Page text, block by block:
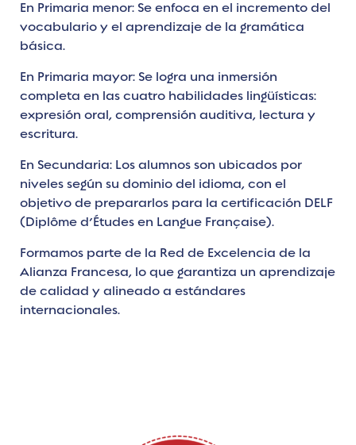
En Primaria menor: Se enfoca en el incremento del
vocabulario y el aprendizaje de la gramática
básica.
En Primaria mayor: Se logra una inmersión
completa en las cuatro habilidades lingüísticas:
expresión oral, comprensión auditiva, lectura y
escritura.
En Secundaria: Los alumnos son ubicados por
niveles según su dominio del idioma, con el
objetivo de prepararlos para la certificación DELF
(Diplôme d’Études en Langue Française).
Formamos parte de la Red de Excelencia de la
Alianza Francesa, lo que garantiza un aprendizaje
de calidad y alineado a estándares
internacionales.